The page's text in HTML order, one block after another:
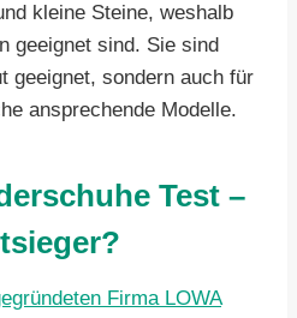
kleine Steine, weshalb
geeignet sind. Sie sind
geeignet, sondern auch für
ansprechende Modelle.
Test –
Firma LOWA